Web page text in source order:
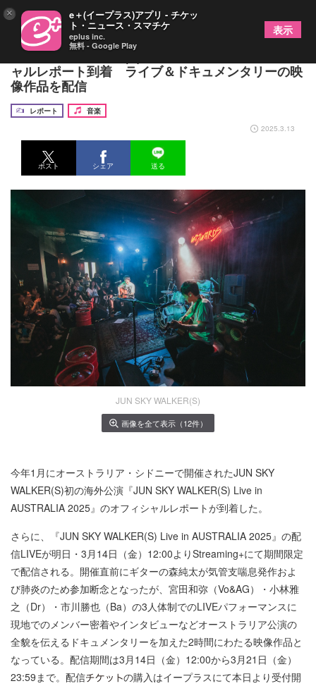
JUN SKY WALKER(S)、初の海外公演のオフィシ
ャルレポート到着 ライブ＆ドキュメンタリーの映
像作品を配信
レポート
音楽
2025.3.13
ポスト シェア 送る
JUN SKY WALKER(S)
画像を全て表示（12件）
今年1月にオーストラリア・シドニーで開催されたJUN SKY
WALKER(S)初の海外公演『JUN SKY WALKER(S) Live in
AUSTRALIA 2025』のオフィシャルレポートが到着した。
さらに、『JUN SKY WALKER(S) Live in AUSTRALIA 2025』の配
信LIVEが明日・3月14日（金）12:00よりStreaming+にて期間限定
で配信される。開催直前にギターの森純太が気管支喘息発作およ
び肺炎のため参加断念となったが、宮田和弥（Vo&AG）・小林雅
之（Dr）・市川勝也（Ba）の3人体制でのLIVEパフォーマンスに
現地でのメンバー密着やインタビューなどオーストラリア公演の
全貌を伝えるドキュメンタリーを加えた2時間にわたる映像作品と
なっている。配信期間は3月14日（金）12:00から3月21日（金）
23:59まで。配信
の購入はイープラスにて本日より受付開
× e＋(イープラス)アプリ - チケッ
ト・ニュース・スマチケ
eplus inc.
無料 - Google Play
表示